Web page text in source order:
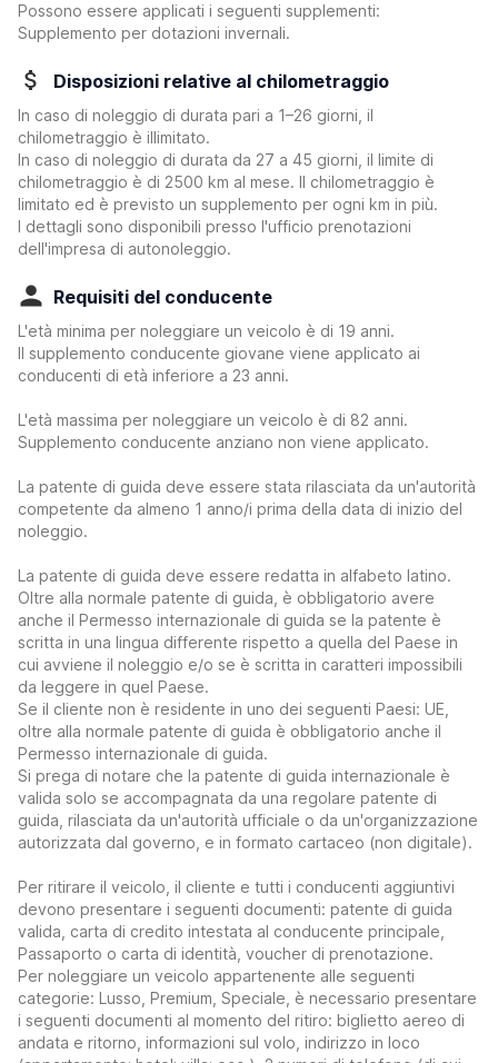
Possono essere applicati i seguenti supplementi:
Supplemento per dotazioni invernali.
Disposizioni relative al chilometraggio
In caso di noleggio di durata pari a 1–26 giorni, il
chilometraggio è illimitato.
In caso di noleggio di durata da 27 a 45 giorni, il limite di
chilometraggio è di 2500 km al mese. Il chilometraggio è
limitato ed è previsto un supplemento per ogni km in più.
I dettagli sono disponibili presso l'ufficio prenotazioni
dell'impresa di autonoleggio.
Requisiti del conducente
L'età minima per noleggiare un veicolo è di 19 anni.
Il supplemento conducente giovane viene applicato ai
conducenti di età inferiore a 23 anni.
L'età massima per noleggiare un veicolo è di 82 anni.
Supplemento conducente anziano non viene applicato.
La patente di guida deve essere stata rilasciata da un'autorità
competente da almeno 1 anno/i prima della data di inizio del
noleggio.
La patente di guida deve essere redatta in alfabeto latino.
Oltre alla normale patente di guida, è obbligatorio avere
anche il Permesso internazionale di guida se la patente è
scritta in una lingua differente rispetto a quella del Paese in
cui avviene il noleggio e/o se è scritta in caratteri impossibili
da leggere in quel Paese.
Se il cliente non è residente in uno dei seguenti Paesi: UE,
oltre alla normale patente di guida è obbligatorio anche il
Permesso internazionale di guida.
Si prega di notare che la patente di guida internazionale è
valida solo se accompagnata da una regolare patente di
guida, rilasciata da un'autorità ufficiale o da un'organizzazione
autorizzata dal governo, e in formato cartaceo (non digitale).
Per ritirare il veicolo, il cliente e tutti i conducenti aggiuntivi
devono presentare i seguenti documenti: patente di guida
valida, carta di credito intestata al conducente principale,
Passaporto o carta di identità, voucher di prenotazione.
Per noleggiare un veicolo appartenente alle seguenti
categorie: Lusso, Premium, Speciale, è necessario presentare
i seguenti documenti al momento del ritiro: biglietto aereo di
andata e ritorno, informazioni sul volo, indirizzo in loco